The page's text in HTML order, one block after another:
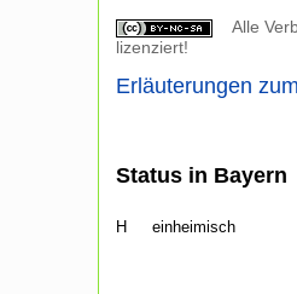
Alle
lizenziert!
Erläuterungen
Status in Bayern
H einheimisch